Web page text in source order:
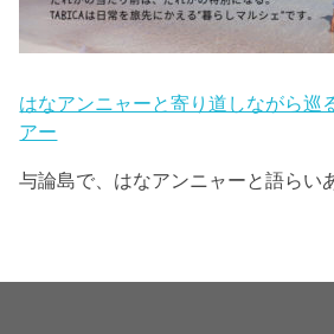
はなアンニャーと寄り道しながら巡
アー
与論島で、はなアンニャーと語らい